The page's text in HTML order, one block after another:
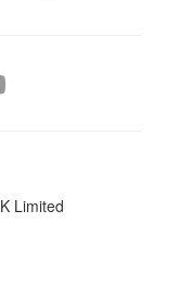
Limited